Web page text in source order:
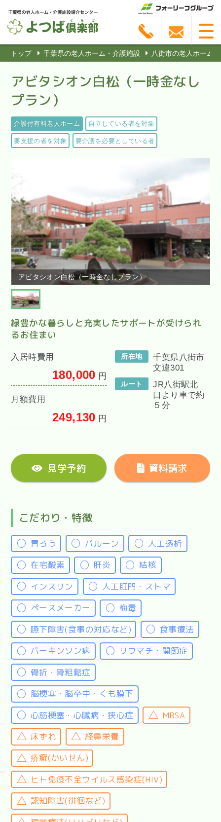
トップ 千葉県の老人ホーム・介護施設 八街市の老人ホーム
アビタシオン白松（一時金なし
プラン）
介護付有料老人ホーム 自立している者を対象
要支援の者を対象 要介護を必要としている者
アビタシオン白松（一時金なしプラン）
緑豊かな暮らしと充実したサポートが受けられ
るお住まい
入居時費用
180,000 円
月額費用
249,130 円
所在地
千葉県八街市
文違301
ルート
JR八街駅北
口より車で約
５分
見学予約 資料請求
こだわり・特徴
胃ろう バルーン
人工透析
在宅酸素
肝炎
結核
インスリン
人工肛門・ストマ
ペースメーカー
梅毒
嚥下障害(食事の対応など)
食事療法
パーキンソン病
リウマチ・関節症
骨折・骨粗鬆症
脳梗塞・脳卒中・くも膜下
心筋梗塞・心臓病・狭心症
MRSA
床ずれ
経鼻栄養
疥癬(かいせん)
ヒト免疫不全ウイルス感染症(HIV)
認知障害(徘徊など)